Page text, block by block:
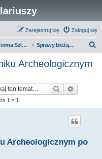
Zaloguj się
Zarejestruj się
Platforma Szlak Templariuszy Sprawy bieżące i różne
Archeologicznym
Szukaj
1 z 1
Archeologicznym po